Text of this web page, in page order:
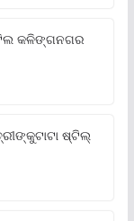
କଳିଙ୍ଗନଗର
ଷ୍ଟିଲ୍